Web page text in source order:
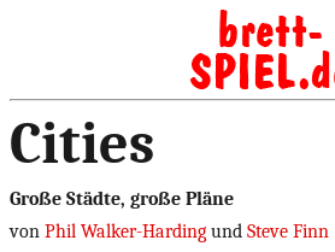
Cities
Große Städte, große Pläne
von Phil Walker-Harding und Steve Finn